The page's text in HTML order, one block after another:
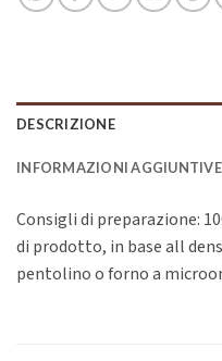
DESCRIZIONE
INFORMAZIONI AGGIUNTIVE
Consigli di preparazione:
di prodotto, in base all
pentolino o forno a